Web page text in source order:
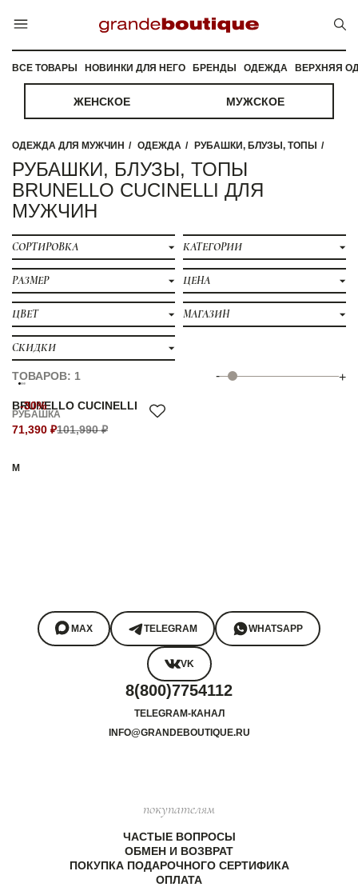
ВСЕ ТОВАРЫ НОВИНКИ ДЛЯ НЕГО БРЕНДЫ ОДЕЖДА ВЕРХНЯЯ
ЖЕНСКОЕ МУЖСКОЕ
ОДЕЖДА ДЛЯ МУЖЧИН ОДЕЖДА РУБАШКИ, БЛУЗЫ, ТОПЫ
РУБАШКИ, БЛУЗЫ, ТОПЫ
BRUNELLO CUCINELLI ДЛЯ
МУЖЧИН
СОРТИРОВКА КАТЕГОРИИ
РАЗМЕР ЦЕНА
ЦВЕТ МАГАЗИН
СКИДКИ
ТОВАРОВ: 1 - +
-30%
BRUNELLO CUCINELLI
РУБАШКА
71,390 ₽101,990 ₽
M
MAX TELEGRAM WHATSAPP
VK
8(800)7754112
TELEGRAM-КАНАЛ
INFO@GRANDEBOUTIQUE.RU
покупателям
ЧАСТЫЕ ВОПРОСЫ
ОБМЕН И ВОЗВРАТ
ПОКУПКА ПОДАРОЧНОГО СЕРТИФИКА
ОПЛАТА